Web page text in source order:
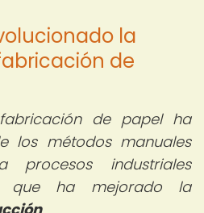
la
de
de papel ha
los métodos manuales
procesos industriales
que ha mejorado la